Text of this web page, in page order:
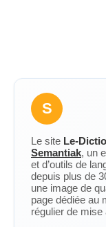
S
Le site Le-
Semantiak, un
et d’outils de
depuis plus de
une image de
page dédiée au
régulier de mise